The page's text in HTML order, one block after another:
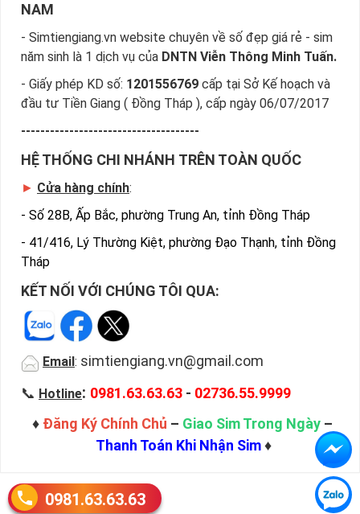
NAM
- Simtiengiang.vn website chuyên về số đẹp giá rẻ - sim
năm sinh là 1 dịch vụ của DNTN Viễn Thông Minh Tuấn.
- Giấy phép KD số: 1201556769 cấp tại Sở Kế hoạch và
đầu tư Tiền Giang ( Đồng Tháp ), cấp ngày 06/07/2017
-------------------------------------
HỆ THỐNG CHI NHÁNH TRÊN TOÀN QUỐC
► Cửa hàng chính:
- Số 28B, Ấp Bắc, phường Trung An, tỉnh Đồng Tháp
- 41/416, Lý Thường Kiệt, phường Đạo Thạnh, tỉnh Đồng
Tháp
KẾT NỐI VỚI CHÚNG TÔI QUA:
Email : simtiengiang.vn@gmail.com
📞 Hotline: 0981.63.63.63 - 02736.55.9999
♦ Đăng Ký Chính Chủ – Giao Sim Trong Ngày –
Thanh Toán Khi Nhận Sim♦
0981.63.63.63